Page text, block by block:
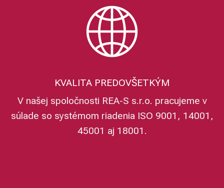
KVALITA PREDOVŠETKÝM
V našej spoločnosti REA-S s.r.o. pracujeme v
súlade so systémom riadenia ISO 9001, 14001,
45001 aj 18001.